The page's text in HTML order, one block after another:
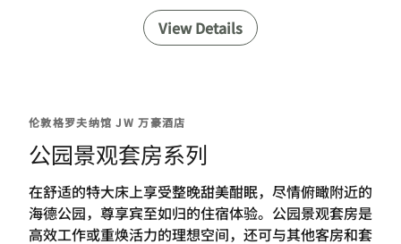
View Details
伦敦格罗夫纳馆 JW 万豪酒店
公园景观套房系列
在舒适的特大床上享受整晚甜美酣眠，尽情俯瞰附近的
海德公园，尊享宾至如归的住宿体验。公园景观套房是
高效工作或重焕活力的理想空间，还可与其他客房和套